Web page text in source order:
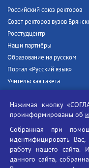
Российский союз ректоров
Совет ректоров вузов
Росстудцентр
Наши партнёры
Образование на русском
Портал «Русский язык»
Учительская газета
Единый портал
Противодействие угрозам
Социальные ролики -
Противодействие коррупции
Нажимая кнопку
проинформированы об
Собранная при
идентифицировать
работу нашего сайта.
данного сайта,